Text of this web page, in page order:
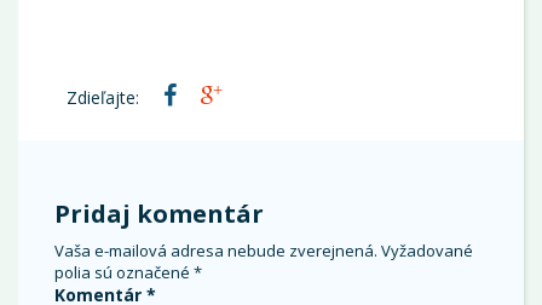
Zdieľajte:
Pridaj komentár
Vaša e-mailová adresa nebude zverejnená. Vyžadované
polia sú označené *
Komentár *